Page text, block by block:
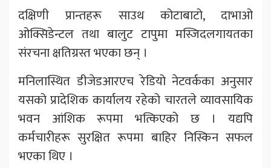
दक्षिणी प्रान्तहरू साउथ कोटाबाटो, दाभाओ
ओक्सिडेन्टल तथा बालुट टापुमा मस्जिदलगायतका
संरचना क्षतिग्रस्त भएका छन् ।
मनिलास्थित डीजेडआरएच रेडियो नेटवर्कका अनुसार
यसको प्रादेशिक कार्यालय रहेको चारतले व्यावसायिक
भवन आंशिक रूपमा भत्किएको छ । यद्यपि
कर्मचारीहरू सुरक्षित रूपमा बाहिर निस्किन सफल
भएका थिए ।